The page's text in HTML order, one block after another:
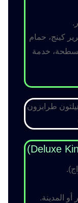
كينج، حمام
خدمة
أو المدينة.